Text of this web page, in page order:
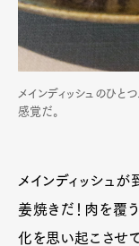
メインディッシュのひと
感覚だ。
メインディッシュ
姜焼きだ！肉を覆
化を思い起こさせ